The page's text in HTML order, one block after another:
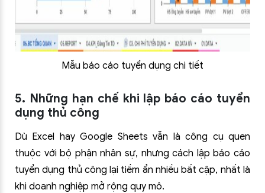
Mẫu báo cáo tuyển dụng chi tiết
5. Những hạn chế khi lập báo cáo tuyển
dụng thủ công
Dù Excel hay Google Sheets vẫn là công cụ quen
thuộc với bộ phận nhân sự, nhưng cách lập báo cáo
tuyển dụng thủ công lại tiềm ẩn nhiều bất cập, nhất là
khi doanh nghiệp mở rộng quy mô.